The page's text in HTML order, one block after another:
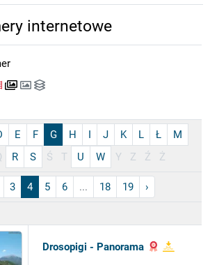
internetowe
E F G H I J K L Ł
M
R S Ś T U W Y Z Ź Ż
3 4 5 6 ... 18 19 ›
Drosopigi - Panorama